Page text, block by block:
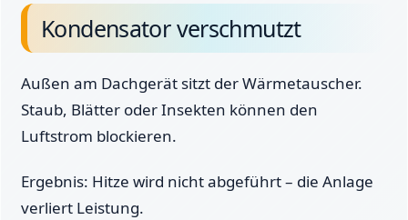
Kondensator verschmutzt
Außen am Dachgerät sitzt der Wärmetauscher.
Staub, Blätter oder Insekten können den
Luftstrom blockieren.
Ergebnis: Hitze wird nicht abgeführt – die Anlage
verliert Leistung.